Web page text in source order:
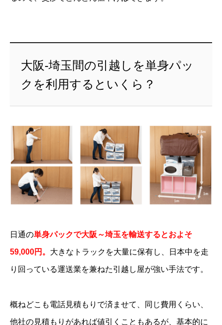
大阪-埼玉間の引越しを単身パッ
クを利用するといくら？
日通の単身パックで大阪～埼玉を輸送するとおよそ
59,000円。 大きなトラックを大量に保有し、日本中を走
り回っている運送業を兼ねた引越し屋が強い手法です。
概ねどこも電話見積もりで済ませて、同じ費用くらい、
他社の見積もりがあれば値引くこともあるが、基本的に